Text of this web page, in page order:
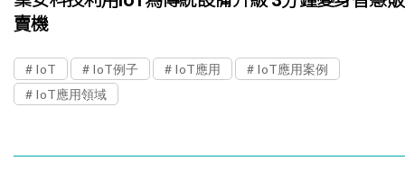
賣機
IoT IoT例子 IoT應用
IoT應用案例
IoT應用領域